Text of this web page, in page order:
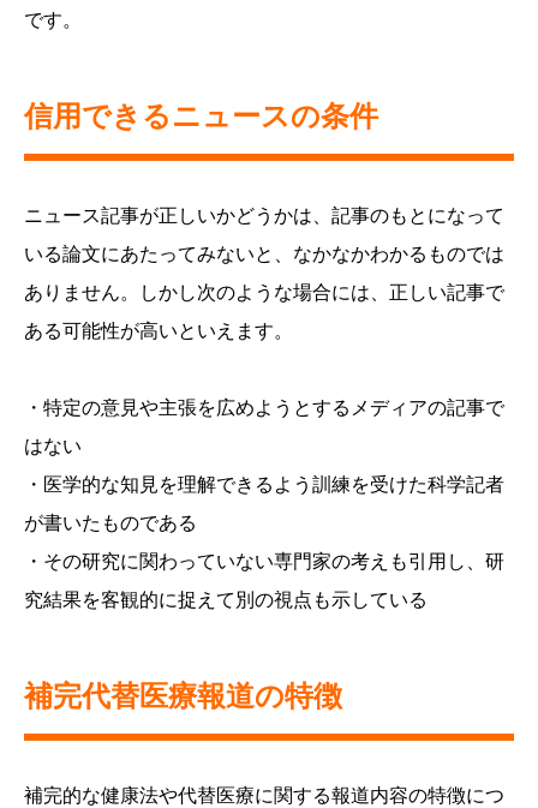
です。
信用できるニュースの条件
ニュース記事が正しいかどうかは、記事のもとになって
いる論文にあたってみないと、なかなかわかるものでは
ありません。しかし次のような場合には、正しい記事で
ある可能性が高いといえます。
・特定の意見や主張を広めようとするメディアの記事で
はない
・医学的な知見を理解できるよう訓練を受けた科学記者
が書いたものである
・その研究に関わっていない専門家の考えも引用し、研
究結果を客観的に捉えて別の視点も示している
補完代替医療報道の特徴
補完的な健康法や代替医療に関する報道内容の特徴につ